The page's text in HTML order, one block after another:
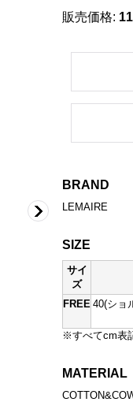
販売価格:
BRAND
LEMAIRE
SIZE
サイ
ズ
FREE 40(ショ
※すべてcm表
MATERIAL